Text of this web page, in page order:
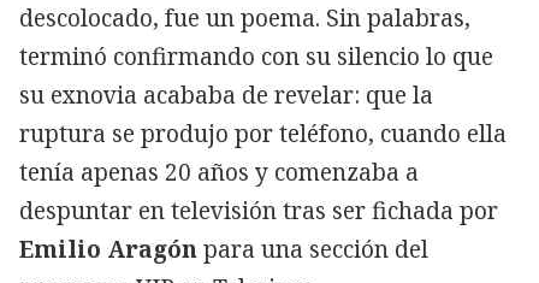
descolocado, fue un poema. Sin palabras,
terminó confirmando con su silencio lo que
su exnovia acababa de revelar: que la
ruptura se produjo por teléfono, cuando ella
tenía apenas 20 años y comenzaba a
despuntar en televisión tras ser fichada por
Emilio Aragónpara una sección del